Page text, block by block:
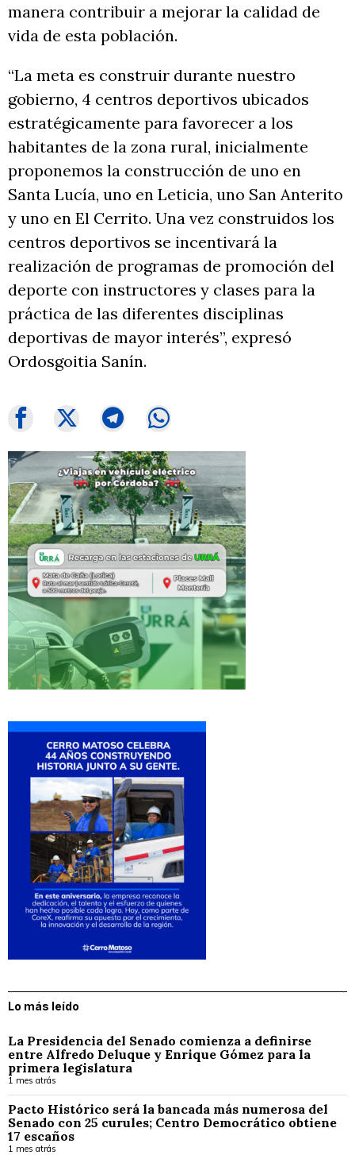
manera contribuir a mejorar la calidad de
vida de esta población.
“La meta es construir durante nuestro
gobierno, 4 centros deportivos ubicados
estratégicamente para favorecer a los
habitantes de la zona rural, inicialmente
proponemos la construcción de uno en
Santa Lucía, uno en Leticia, uno San Anterito
y uno en El Cerrito. Una vez construidos los
centros deportivos se incentivará la
realización de programas de promoción del
deporte con instructores y clases para la
práctica de las diferentes disciplinas
deportivas de mayor interés”, expresó
Ordosgoitia Sanín.
Lo más leído
La Presidencia del Senado comienza a definirse
entre Alfredo Deluque y Enrique Gómez para la
primera legislatura
1 mes atrás
Pacto Histórico será la bancada más numerosa del
Senado con 25 curules; Centro Democrático obtiene
17 escaños
1 mes atrás